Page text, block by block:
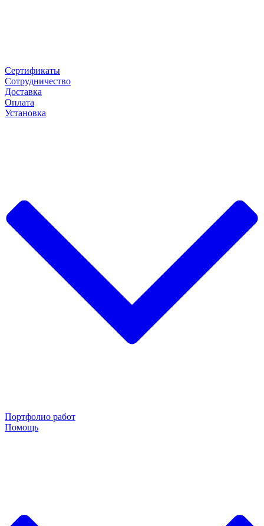
Сертификаты
Сотрудничество
Доставка
Оплата
Установка
Портфолио работ
Помощь